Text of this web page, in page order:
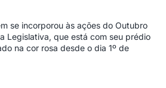
se incorporou às ações do Outubro
Legislativa, que está com seu prédio
na cor rosa desde o dia 1º de